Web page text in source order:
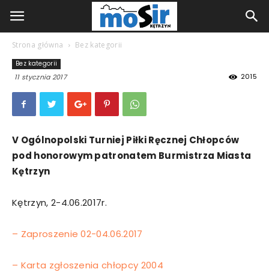
Strona główna Bez kategorii
Bez kategorii
11 stycznia 2017 2015
V Ogólnopolski Turniej Piłki Ręcznej Chłopców
pod honorowym patronatem Burmistrza Miasta
Kętrzyn
Kętrzyn, 2-4.06.2017r.
– Zaproszenie 02-04.06.2017
– Karta zgłoszenia chłopcy 2004